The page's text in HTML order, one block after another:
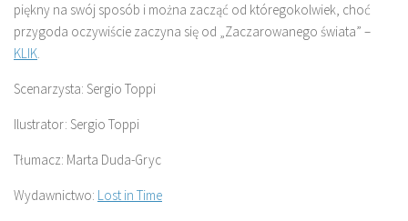
piękny na swój sposób i można zacząć od któregokolwiek, choć
przygoda oczywiście zaczyna się od „Zaczarowanego świata” –
KLIK.
Scenarzysta: Sergio Toppi
Ilustrator: Sergio Toppi
Tłumacz: Marta Duda-Gryc
Wydawnictwo: Lost in Time